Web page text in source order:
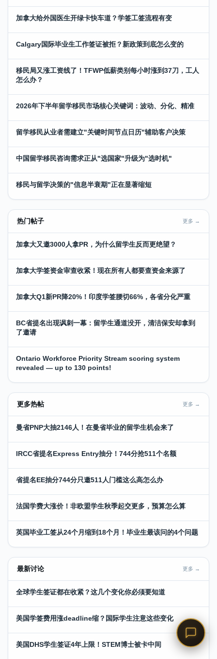
加拿大给外国医生开绿卡快车道？学签工签流程有变
Calgary国际毕业生工作签证被拒？新政策到底怎么变的
移民局又涨工资线了！TFWP低薪类别每小时涨到37刀，工人
怎么办？
2026年下半年留学移民市场核心关键词：波动、分化、精准
留学移民从业者需建立"关键时间节点日历"辅助客户决策
中国留学移民咨询需求正从"选国家"升级为"选时机"
移民与留学决策的"信息半衰期"正在显著缩短
热门帖子 更多 →
加拿大又邀3000人拿PR，为什么留学生反而更绝望？
加拿大学签资金审查收紧！现在所有人都要查资金来源了
加拿大Q1新PR降20%！印度学签腰切66%，各省分化严重
BC省提名出现讽刺一幕：留学生通道没开，清洁保安却拿到
了邀请
Ontario Workforce Priority Stream scoring system
revealed — up to 130 points!
更多热帖 更多 →
曼省PNP大抽2146人！在曼省毕业的留学生机会来了
IRCC省提名Express Entry抽分！744分抢511个名额
省提名EE抽分744分只邀511人门槛这么高怎么办
法国学费大涨价！非欧盟学生秋季起交更多，预算怎么算
英国毕业工签从24个月缩到18个月！毕业生最该问的4个问题
最新讨论 更多 →
全球学生签证都在收紧？这几个变化你必须要知道
美国学签费用涨deadline缩？国际学生注意这些变化
美国DHS学生签证4年上限！STEM博士被卡中间